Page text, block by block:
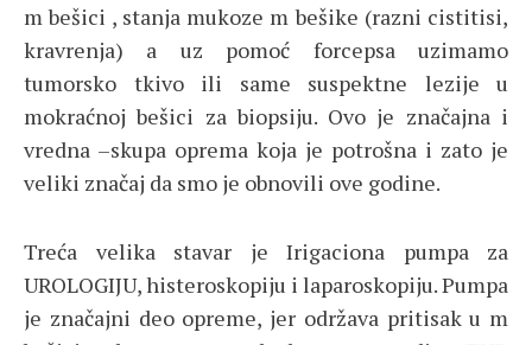
m bešici , stanja mukoze m bešike (razni cistitisi,
kravrenja) a uz pomoć forcepsa uzimamo
tumorsko tkivo ili same suspektne lezije u
mokraćnoj bešici za biopsiju. Ovo je značajna i
vredna –skupa oprema koja je potrošna i zato je
veliki značaj da smo je obnovili ove godine.
Treća velika stavar je Irigaciona pumpa za
UROLOGIJU, histeroskopiju i laparoskopiju. Pumpa
je značajni deo opreme, jer održava pritisak u m